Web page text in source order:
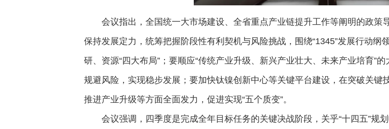
会议指出，全国统一大市场建设、全省重点产业链提升工作等阐明的政策
保持发展定力，统筹把握阶段性有利契机与风险挑战，围绕“1345”发展行动纲
研、资源“四大布局”；要顺应“传统产业升级、新兴产业壮大、未来产业培育”
规避风险，实现稳步发展；要加快钛镍创新中心等关键平台建设，在突破关键
推进产业升级等方面全面发力，促进实现“五个质变”。
会议强调，四季度是完成全年目标任务的关键决战阶段，关乎“十四五”规